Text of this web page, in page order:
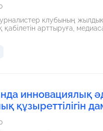
клубының
арттыруға,
инновациялық
құзыреттілігін